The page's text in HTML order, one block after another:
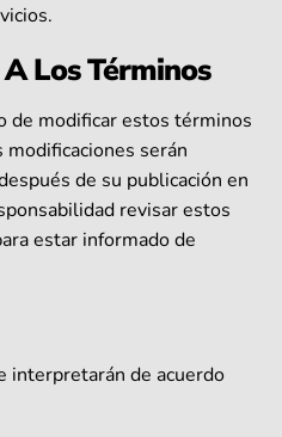
Los Términos
de modificar estos términos
serán
de su publicación en
revisar estos
estar informado de
interpretarán de acuerdo